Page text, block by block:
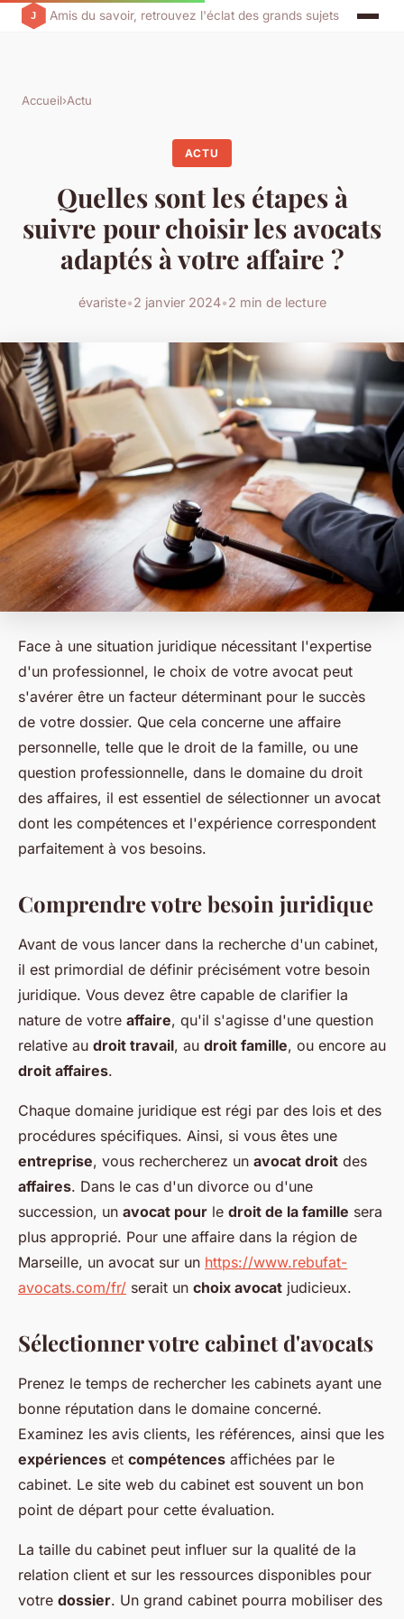
Amis du savoir, retrouvez l'éclat des grands sujets
Accueil›Actu
ACTU
Quelles sont les étapes à
suivre pour choisir les avocats
adaptés à votre affaire ?
évariste•2 janvier 2024•2 min de lecture
Face à une situation juridique nécessitant l'expertise
d'un professionnel, le choix de votre avocat peut
s'avérer être un facteur déterminant pour le succès
de votre dossier. Que cela concerne une affaire
personnelle, telle que le droit de la famille, ou une
question professionnelle, dans le domaine du droit
des affaires, il est essentiel de sélectionner un avocat
dont les compétences et l'expérience correspondent
parfaitement à vos besoins.
Comprendre votre besoin juridique
Avant de vous lancer dans la recherche d'un cabinet,
il est primordial de définir précisément votre besoin
juridique. Vous devez être capable de clarifier la
nature de votre affaire, qu'il s'agisse d'une question
relative au droit travail, au droit famille, ou encore au
droit affaires.
Chaque domaine juridique est régi par des lois et des
procédures spécifiques. Ainsi, si vous êtes une
entreprise, vous rechercherez un avocat droit des
affaires. Dans le cas d'un divorce ou d'une
succession, un avocat pour le droit de la famille sera
plus approprié. Pour une affaire dans la région de
Marseille, un avocat sur un https://www.rebufat-
avocats.com/fr/ serait un choix avocat judicieux.
Sélectionner votre cabinet d'avocats
Prenez le temps de rechercher les cabinets ayant une
bonne réputation dans le domaine concerné.
Examinez les avis clients, les références, ainsi que les
expériences et compétences affichées par le
cabinet. Le site web du cabinet est souvent un bon
point de départ pour cette évaluation.
La taille du cabinet peut influer sur la qualité de la
relation client et sur les ressources disponibles pour
votre dossier. Un grand cabinet pourra mobiliser des